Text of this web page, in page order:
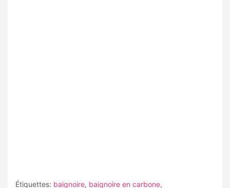
Étiquettes: baignoire, baignoire en carbone,